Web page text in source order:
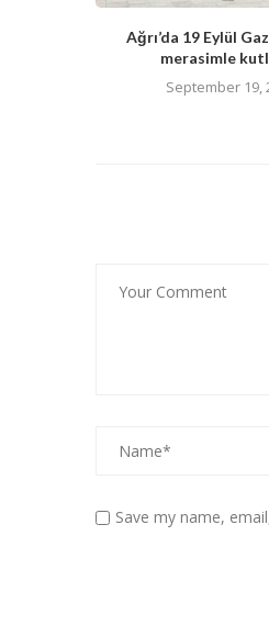
Ağrı’da 19 Eylül
merasimle
September 19,
Save my name,